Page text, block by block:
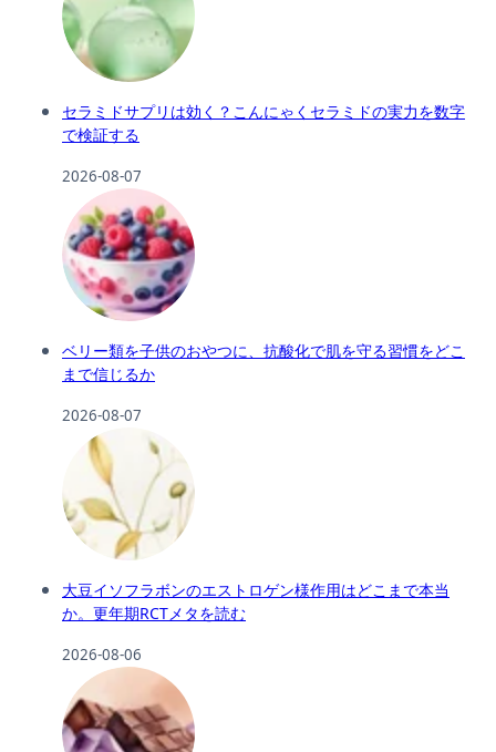
セラミドサプリは効く？こんにゃくセラミドの実力を数字
で検証する
2026-08-07
ベリー類を子供のおやつに、抗酸化で肌を守る習慣をどこ
まで信じるか
2026-08-07
大豆イソフラボンのエストロゲン様作用はどこまで本当
か。更年期RCTメタを読む
2026-08-06